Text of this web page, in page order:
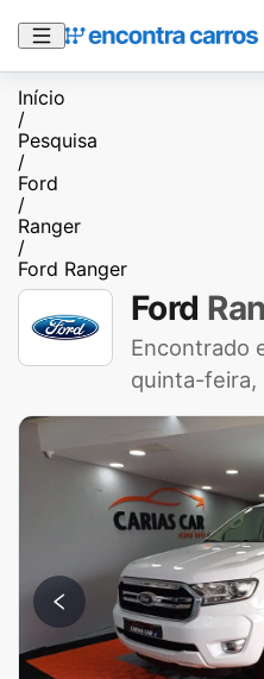
Início
/
Pesquisa
/
Ford
/
Ranger
/
Ford Ranger
Ford
Encontrado
quinta-feira,